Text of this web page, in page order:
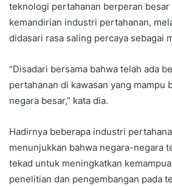
teknologi pertahanan berperan besar
kemandirian industri pertahanan,
didasari rasa saling percaya sebagai
“Disadari bersama bahwa telah ada
pertahanan di kawasan yang mampu
negara besar,” kata dia.
Hadirnya beberapa industri
menunjukkan bahwa negara-negara
tekad untuk meningkatkan
penelitian dan pengembangan pada